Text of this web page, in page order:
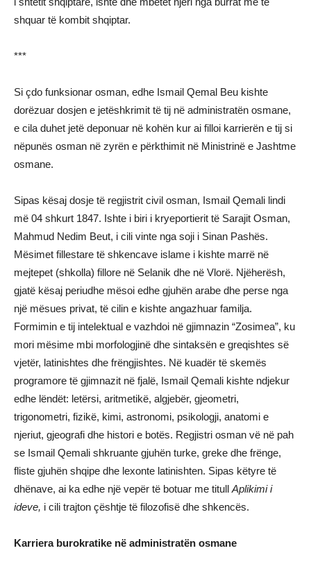
shquar të kombit shqiptar.
***
Si çdo funksionar osman, edhe Ismail Qemal Beu kishte
dorëzuar dosjen e jetëshkrimit të tij në administratën osmane,
e cila duhet jetë deponuar në kohën kur ai filloi karrierën e tij si
nëpunës osman në zyrën e përkthimit në Ministrinë e Jashtme
osmane.
Sipas kësaj dosje të regjistrit civil osman, Ismail Qemali lindi
më 04 shkurt 1847. Ishte i biri i kryeportierit të Sarajit Osman,
Mahmud Nedim Beut, i cili vinte nga soji i Sinan Pashës.
Mësimet fillestare të shkencave islame i kishte marrë në
mejtepet (shkolla) fillore në Selanik dhe në Vlorë. Njëherësh,
gjatë kësaj periudhe mësoi edhe gjuhën arabe dhe perse nga
një mësues privat, të cilin e kishte angazhuar familja.
Formimin e tij intelektual e vazhdoi në gjimnazin “Zosimea”, ku
mori mësime mbi morfologjinë dhe sintaksën e greqishtes së
vjetër, latinishtes dhe frëngjishtes. Në kuadër të skemës
programore të gjimnazit në fjalë, Ismail Qemali kishte ndjekur
edhe lëndët: letërsi, aritmetikë, algjebër, gjeometri,
trigonometri, fizikë, kimi, astronomi, psikologji, anatomi e
njeriut, gjeografi dhe histori e botës. Regjistri osman vë në pah
se Ismail Qemali shkruante gjuhën turke, greke dhe frënge,
fliste gjuhën shqipe dhe lexonte latinishten. Sipas këtyre të
dhënave, ai ka edhe një vepër të botuar me titull Aplikimi i
ideve, i cili trajton çështje të filozofisë dhe shkencës.
Karriera burokratike në administratën osmane